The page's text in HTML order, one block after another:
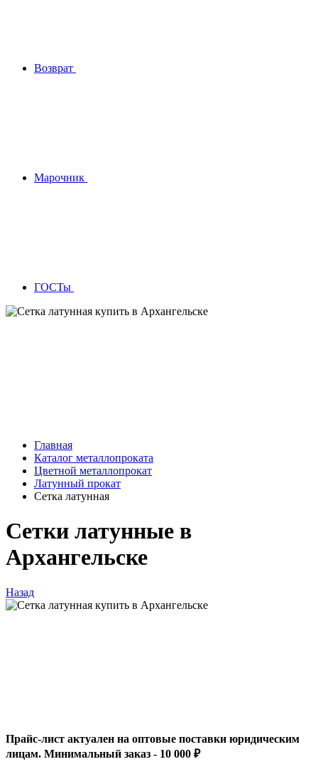
Возврат
Марочник
ГОСТы
Главная
Каталог металлопроката
Цветной металлопрокат
Латунный прокат
Сетка латунная
Сетки латунные в
Архангельске
Назад
Прайс-лист актуален на оптовые поставки юридическим
лицам. Минимальный заказ - 10 000 ₽